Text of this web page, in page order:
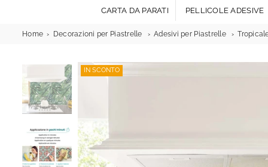
CARTA DA PARATI PELLICOLE ADESIVE
Home Decorazioni per Piastrelle Adesivi per Piastrelle
IN SCONTO